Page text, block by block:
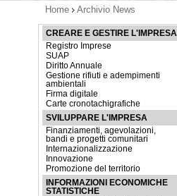
Home
Archivio News
CREARE E GESTIRE L'IMPRESA
Registro Imprese
SUAP
Diritto Annuale
Gestione rifiuti e adempimenti
ambientali
Firma digitale
Carte cronotachigrafiche
SVILUPPARE L'IMPRESA
Finanziamenti, agevolazioni,
bandi e progetti comunitari
Internazionalizzazione
Innovazione
Promozione del territorio
INFORMAZIONI ECONOMICHE
STATISTICHE